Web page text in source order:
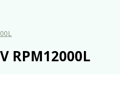
RPM12000L